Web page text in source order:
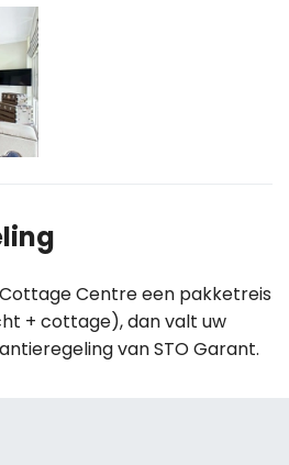
Centre een pakketreis
+ cottage), dan valt uw
van STO Garant.